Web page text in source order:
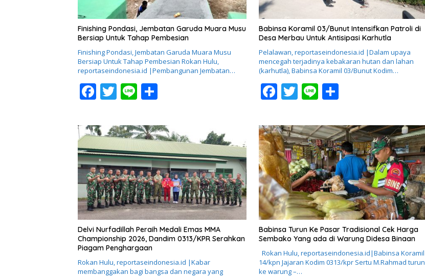
Finishing Pondasi, Jembatan Garuda Muara Musu
Bersiap Untuk Tahap Pembesian
Finishing Pondasi, Jembatan Garuda Muara Musu
Bersiap Untuk Tahap Pembesian ​Rokan Hulu,
reportaseindonesia.id |Pembangunan Jembatan…
F
e
b
o
o
k
T
itt
er
Li
e ar
e
Babinsa Koramil 03/Bunut Intensifkan Patroli di
Desa Merbau Untuk Antisipasi Karhutla
Pelalawan, reportaseindonesia.id |Dalam upaya
mencegah terjadinya kebakaran hutan dan lahan
(karhutla), Babinsa Koramil 03/Bunut Kodim…
F
e
b
o
o
k
T
itt
er
Li
e
S
ar
e
Delvi Nurfadillah Peraih Medali Emas MMA
Championship 2026, Dandim 0313/KPR Serahkan
Piagam Penghargaan
Rokan Hulu, reportaseindonesia.id |Kabar
membanggakan bagi bangsa dan negara yang
Babinsa Turun Ke Pasar Tradisional Cek Harga
Sembako Yang ada di Warung Didesa Binaan
Rokan Hulu, reportaseindonesia.id|Babinsa Koramil
14/kpn Jajaran Kodim 0313/kpr Sertu M.Rahmad turun
ke warung –…